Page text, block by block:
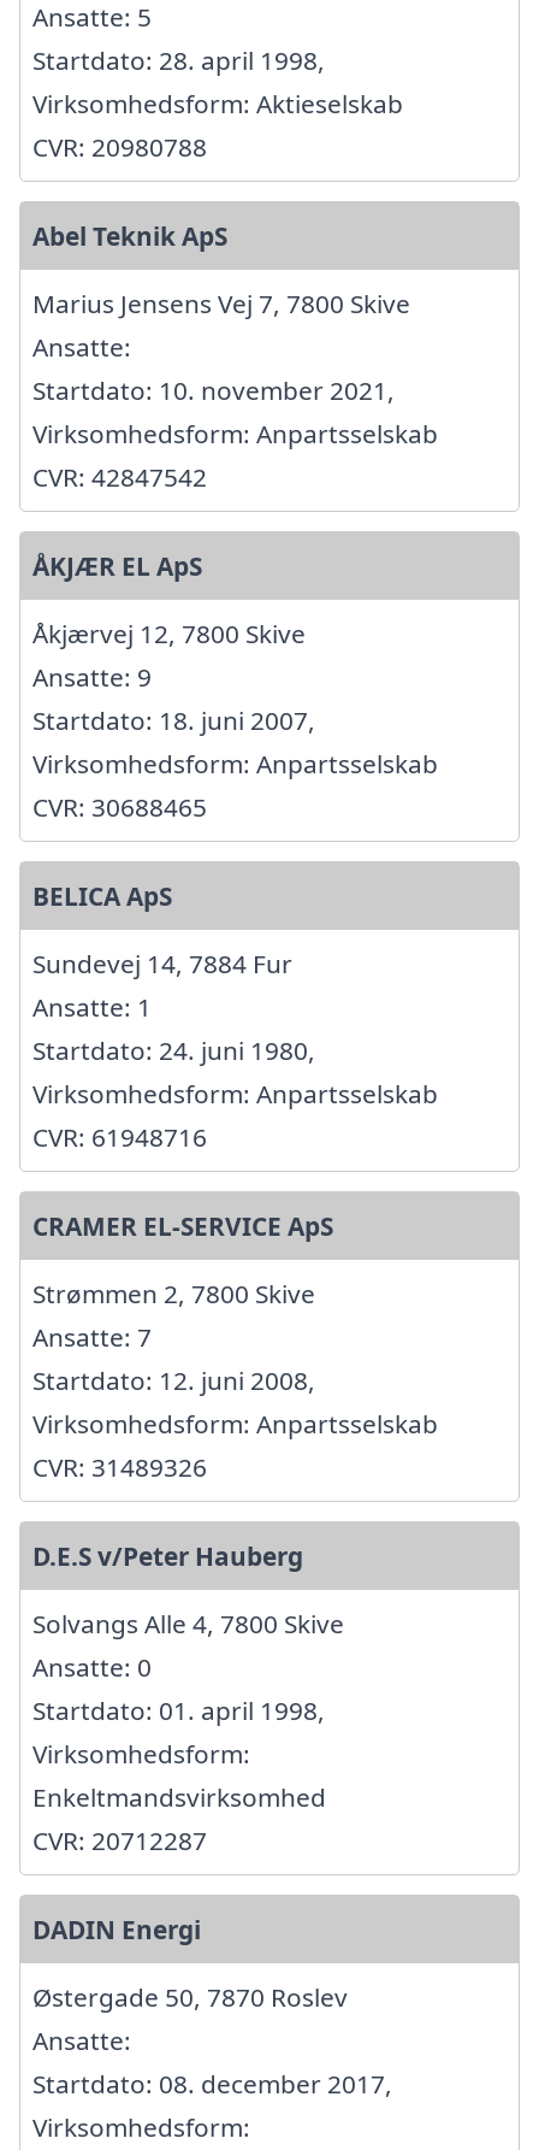
Ansatte: 5
Startdato: 28. april 1998,
Virksomhedsform: Aktieselskab
CVR: 20980788
Abel Teknik ApS
Marius Jensens Vej 7, 7800 Skive
Ansatte:
Startdato: 10. november 2021,
Virksomhedsform: Anpartsselskab
CVR: 42847542
ÅKJÆR EL ApS
Åkjærvej 12, 7800 Skive
Ansatte: 9
Startdato: 18. juni 2007,
Virksomhedsform: Anpartsselskab
CVR: 30688465
BELICA ApS
Sundevej 14, 7884 Fur
Ansatte: 1
Startdato: 24. juni 1980,
Virksomhedsform: Anpartsselskab
CVR: 61948716
CRAMER EL-SERVICE ApS
Strømmen 2, 7800 Skive
Ansatte: 7
Startdato: 12. juni 2008,
Virksomhedsform: Anpartsselskab
CVR: 31489326
D.E.S v/Peter Hauberg
Solvangs Alle 4, 7800 Skive
Ansatte: 0
Startdato: 01. april 1998,
Virksomhedsform:
Enkeltmandsvirksomhed
CVR: 20712287
DADIN Energi
Østergade 50, 7870 Roslev
Ansatte:
Startdato: 08. december 2017,
Virksomhedsform: